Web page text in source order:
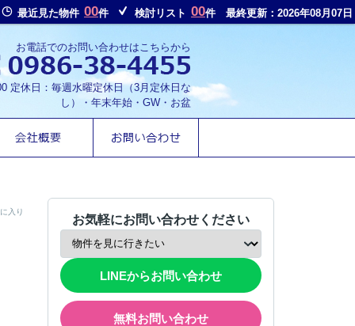
最近見た物件 00件 検討リスト 00件 最終更新：2026年08月07日
お電話でのお問い合わせはこちらから
定休日：毎週水曜定休日（3月定休日な
し）・年末年始・GW・お盆
入り
お気軽にお問い合わせください
LINEからお問い合わせ
無料お問い合わせ